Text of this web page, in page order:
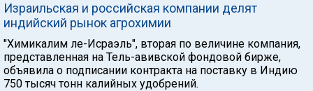
Израильская и российская компании делят
индийский рынок агрохимии
"Химикалим ле-Исраэль", вторая по величине компания,
представленная на Тель-авивской фондовой бирже,
объявила о подписании контракта на поставку в Индию
750 тысяч тонн калийных удобрений.